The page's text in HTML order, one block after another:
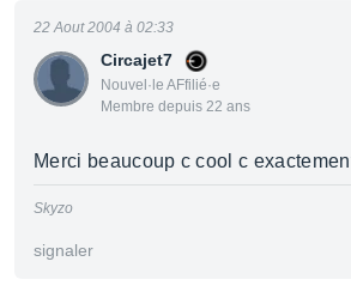
Circajet7
Nouvel·le AFfilié·e
Membre depuis 22 ans
22 Aout 2004 à 02:33
Merci beaucoup c cool c
Skyzo
signaler